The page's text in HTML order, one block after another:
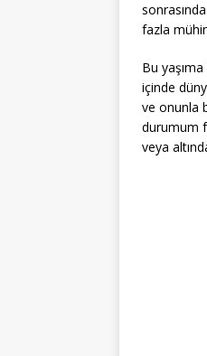
fazla
Bu
içinde
ve onunla
durumum
veya